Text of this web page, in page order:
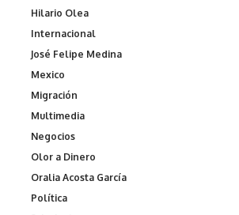
Hilario Olea
Internacional
José Felipe Medina
Mexico
Migración
Multimedia
Negocios
Olor a Dinero
Oralia Acosta García
Política